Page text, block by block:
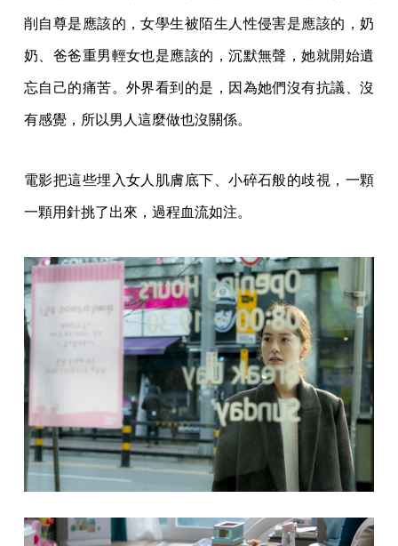
削自尊是應該的，女學生被陌生人性侵害是應該的，奶
奶、爸爸重男輕女也是應該的，沉默無聲，她就開始遺
忘自己的痛苦。外界看到的是，因為她們沒有抗議、沒
有感覺，所以男人這麼做也沒關係。
電影把這些埋入女人肌膚底下、小碎石般的歧視，一顆
一顆用針挑了出來，過程血流如注。